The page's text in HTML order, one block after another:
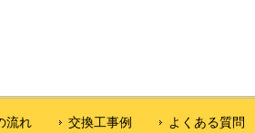
流れ 交換工事例 よくある質問